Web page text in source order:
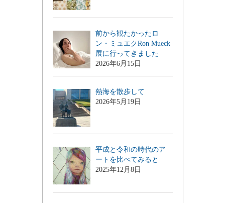
前から観たかったロ
ン・ミュエクRon Mueck
展に行ってきました
2026年6月15日
熱海を散歩して
2026年5月19日
平成と令和の時代のア
ートを比べてみると
2025年12月8日